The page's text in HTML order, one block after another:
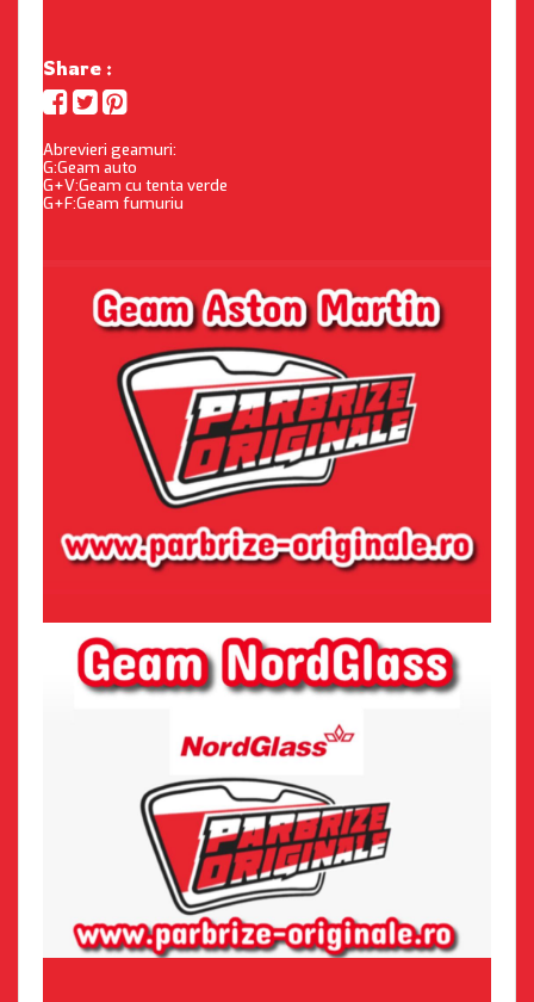
Share :
Abrevieri geamuri:
G:Geam auto
G+V:Geam cu tenta verde
G+F:Geam fumuriu